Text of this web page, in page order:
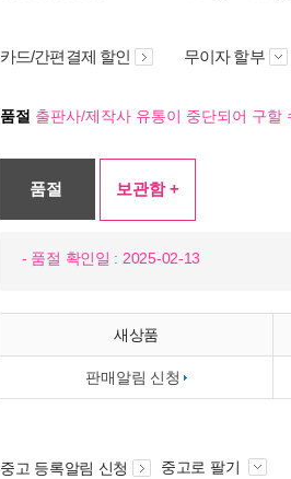
카드/간편결제 할인 무이자 할부
품절 출판사/제작사 유통이 중단되어 구할
품절 보관함 +
- 품절 확인일 : 2025-02-13
새상품
판매알림 신청
중고 등록알림 신청 중고로 팔기